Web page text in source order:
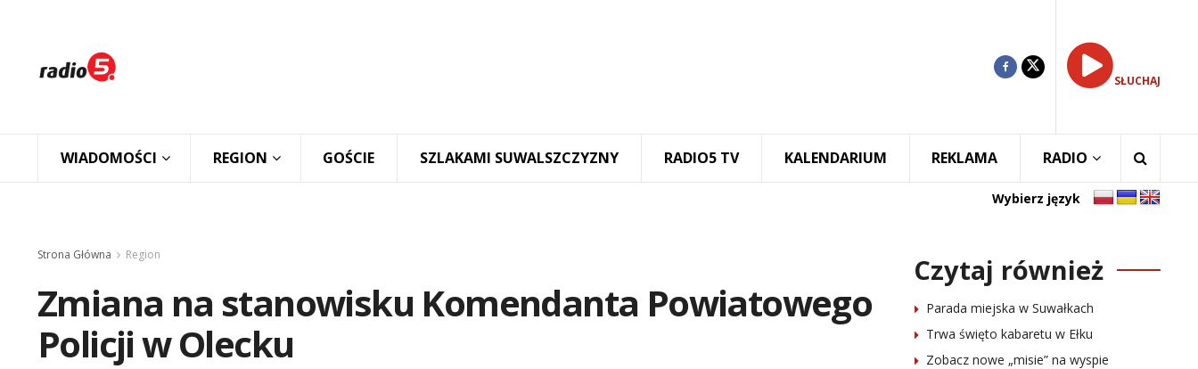
SŁUCHAJ
WIADOMOŚCI REGION GOŚCIE SZLAKAMI SUWALSZCZYZNY RADIO5 TV KALENDARIUM REKLAMA RADIO
Wybierz język
Strona Główna Region
Zmiana na stanowisku Komendanta Powiatowego
Policji w Olecku
Czytaj również
Parada miejska w Suwałkach
Trwa święto kabaretu w Ełku
Zobacz nowe „misie” na wyspie